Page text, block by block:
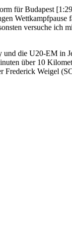
für Budapest
Wettkampfpause
versuche ich
die U20-EM in
über 10
Weigel